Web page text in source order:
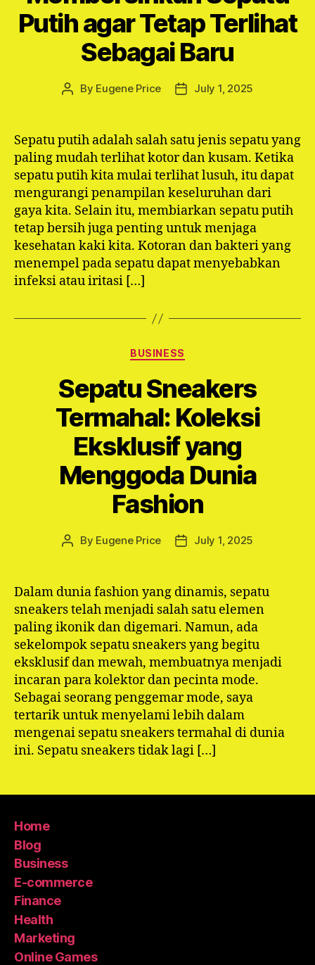
Putih agar Tetap Terlihat
Sebagai Baru
Post
By Eugene Price
PostJuly 1, 2025
Sepatu putih adalah salah satu jenis sepatu yang
paling mudah terlihat kotor dan kusam. Ketika
sepatu putih kita mulai terlihat lusuh, itu dapat
mengurangi penampilan keseluruhan dari
gaya kita. Selain itu, membiarkan sepatu putih
tetap bersih juga penting untuk menjaga
kesehatan kaki kita. Kotoran dan bakteri yang
menempel pada sepatu dapat menyebabkan
infeksi atau iritasi […]
Categories
BUSINESS
Sepatu Sneakers
Termahal: Koleksi
Eksklusif yang
Menggoda Dunia
Fashion
Post
By Eugene Price
PostJuly 1, 2025
Dalam dunia fashion yang dinamis, sepatu
sneakers telah menjadi salah satu elemen
paling ikonik dan digemari. Namun, ada
sekelompok sepatu sneakers yang begitu
eksklusif dan mewah, membuatnya menjadi
incaran para kolektor dan pecinta mode.
Sebagai seorang penggemar mode, saya
tertarik untuk menyelami lebih dalam
mengenai sepatu sneakers termahal di dunia
ini. Sepatu sneakers tidak lagi […]
Home
Blog
Business
E-commerce
Finance
Health
Marketing
Online Games